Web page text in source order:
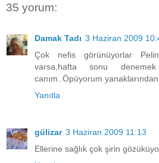
35 yorum:
Damak Tadı 3 Haziran 2009
Çok nefis görünüyorlar
varsa,hafta sonu
canım..Öpüyorum
Yanıtla
gülizar 3 Haziran 2009 11:13
Ellerine sağlık çok şirin